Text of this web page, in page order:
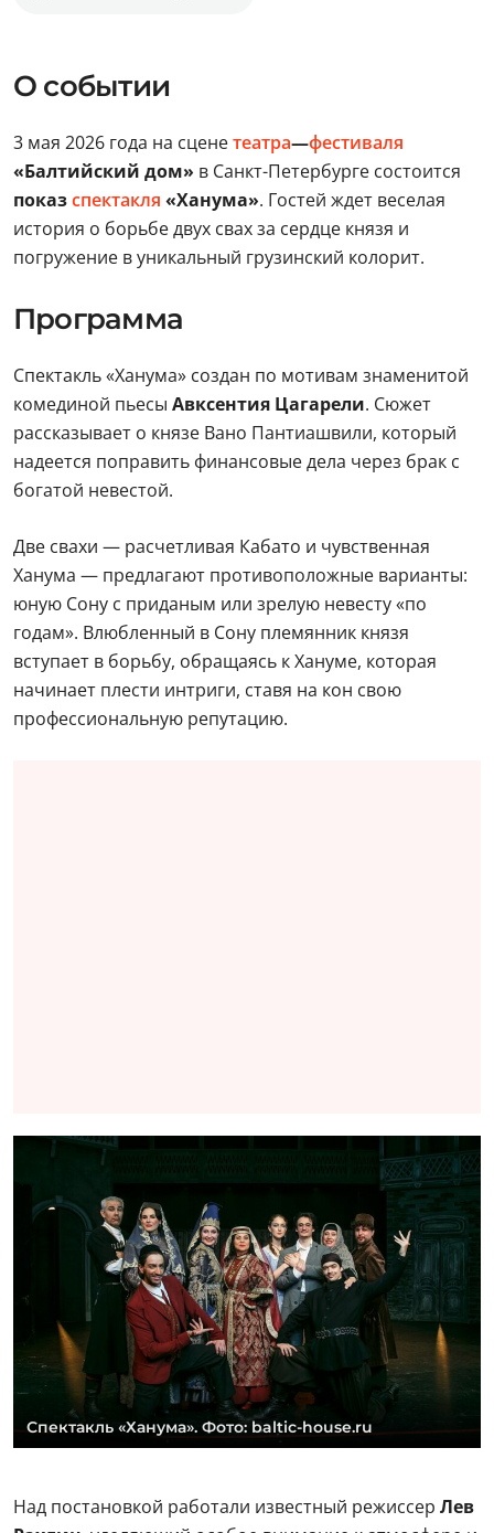
О событии
3 мая 2026 года на сценетеатра—фестиваля
«Балтийский дом» в Санкт-Петербурге состоится
показспектакля «Ханума». Гостей ждет веселая
история о борьбе двух свах за сердце князя и
погружение в уникальный грузинский колорит.
Программа
Спектакль «Ханума» создан по мотивам знаменитой
комединой пьесы Авксентия Цагарели. Сюжет
рассказывает о князе Вано Пантиашвили, который
надеется поправить финансовые дела через брак с
богатой невестой.
Две свахи — расчетливая Кабато и чувственная
Ханума — предлагают противоположные варианты:
юную Сону с приданым или зрелую невесту «по
годам». Влюбленный в Сону племянник князя
вступает в борьбу, обращаясь к Хануме, которая
начинает плести интриги, ставя на кон свою
профессиональную репутацию.
Спектакль «Ханума». Фото: baltic-house.ru
Над постановкой работали известный режиссер Лев